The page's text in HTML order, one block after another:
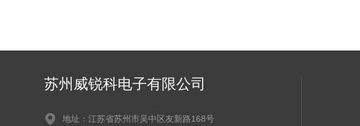
苏州威锐科电子有限公司
地址：江苏省苏州市吴中区友新路168号